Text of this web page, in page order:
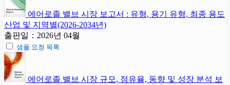
에어로졸 밸브 시장 보고서 : 유형, 용기 유형, 최종 용도
산업 및 지역별(2026-2034년)
출판일：2026년 04월
샘플 요청 목록
에어로졸 밸브 시장 규모, 점유율, 동향 및 성장 분석 보